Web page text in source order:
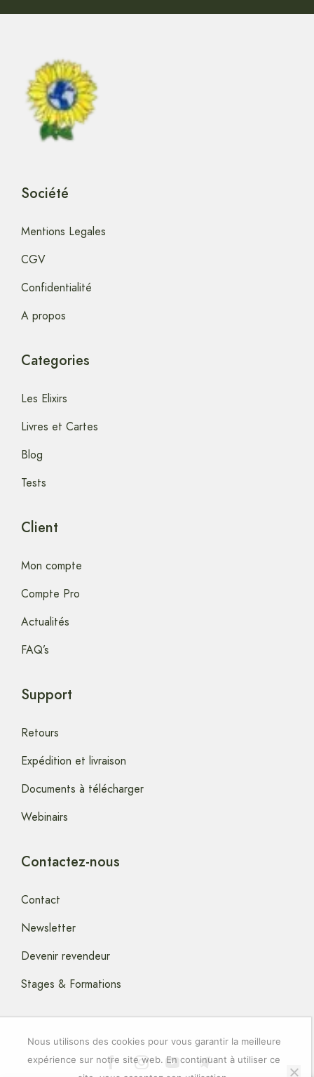
Société
Mentions Legales
CGV
Confidentialité
A propos
Categories
Les Elixirs
Livres et Cartes
Blog
Tests
Client
Mon compte
Compte Pro
Actualités
FAQ’s
Support
Retours
Expédition et livraison
Documents à télécharger
Webinairs
Contactez-nous
Contact
Newsletter
Devenir revendeur
Stages & Formations
Nous utilisons des cookies pour vous garantir la meilleure
expérience sur notre site web. En continuant à utiliser ce